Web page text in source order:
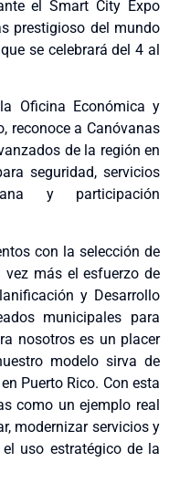
el Smart City Expo
prestigioso del mundo
se celebrará del 4 al
Oficina Económica y
reconoce a Canóvanas
de la región en
seguridad, servicios
y participación
con la selección de
más el esfuerzo de
y Desarrollo
municipales para
nosotros es un placer
modelo sirva de
Puerto Rico. Con esta
como un ejemplo real
modernizar servicios y
uso estratégico de la